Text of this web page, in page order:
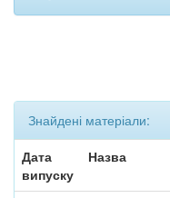
Знайдені матеріали:
Дата
випуску
Назва